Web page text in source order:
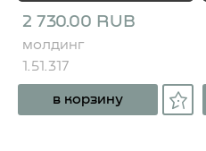
2 730.00 RUB
молдинг
1.51.317
в корзину